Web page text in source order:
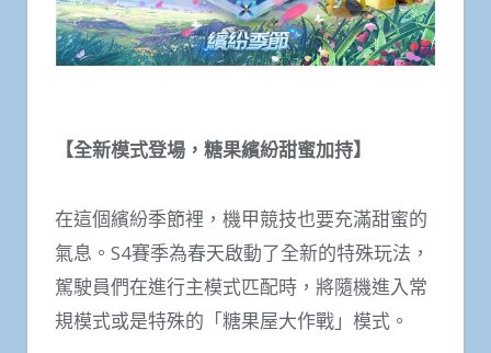
【全新模式登場，糖果繽紛甜蜜加持】
在這個繽紛季節裡，機甲競技也要充滿甜蜜的
氣息。S4賽季為春天啟動了全新的特殊玩法，
駕駛員們在進行主模式匹配時，將隨機進入常
規模式或是特殊的「糖果屋大作戰」模式。